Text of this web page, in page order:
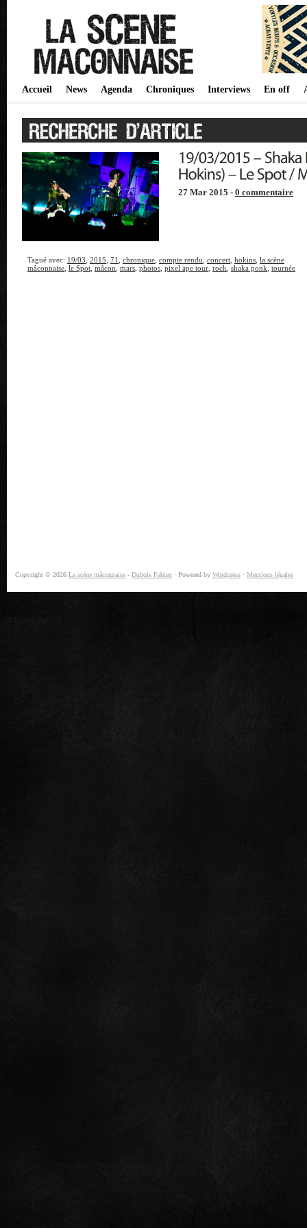
Accueil News Agenda Chroniques Interviews En off
27 Mar 2015 - 0 commentaire
Tagué avec: 19/03 2015 71 chronique compte rendu concert hokins la scène
mâconnaise le Spot mâcon mars photos pixel ape tour rock shaka ponk tournée
Copyright © 2026 La scène mâconnaise - Dubois Fabien · Powered by Wordpress · Mentions légales